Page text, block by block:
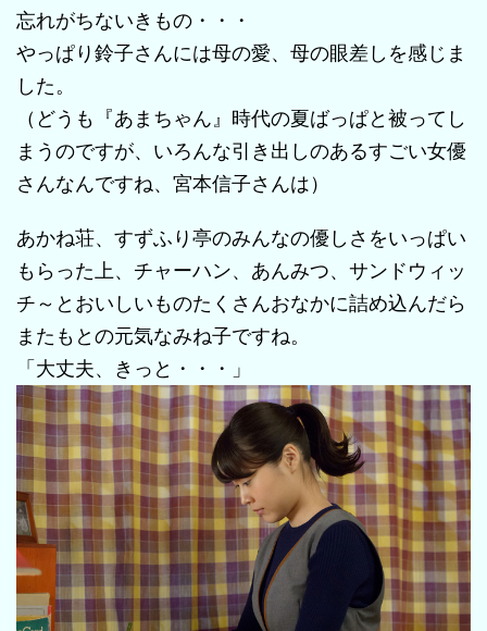
忘れがちないきもの・・・
やっぱり鈴子さんには母の愛、母の眼差しを感じま
した。
（どうも『あまちゃん』時代の夏ばっぱと被ってし
まうのですが、いろんな引き出しのあるすごい女優
さんなんですね、宮本信子さんは）
あかね荘、すずふり亭のみんなの優しさをいっぱい
もらった上、チャーハン、あんみつ、サンドウィッ
チ～とおいしいものたくさんおなかに詰め込んだら
またもとの元気なみね子ですね。
「大丈夫、きっと・・・」